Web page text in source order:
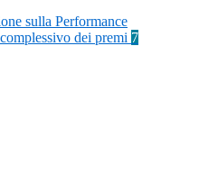
sulla Performance
dei premi 7